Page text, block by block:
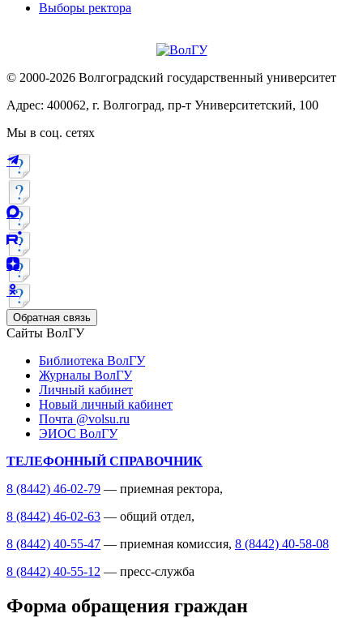
Выборы ректора
© 2000-2026 Волгоградский государственный университет
Адрес: 400062, г. Волгоград, пр-т Университетский, 100
Мы в соц. сетях
Обратная связь
Сайты ВолГУ
Библиотека ВолГУ
Журналы ВолГУ
Личный кабинет
Новый личный кабинет
Почта @volsu.ru
ЭИОС ВолГУ
ТЕЛЕФОННЫЙ СПРАВОЧНИК
8 (8442) 46-02-79 — приемная ректора,
8 (8442) 46-02-63 — общий отдел,
8 (8442) 40-55-47 — приемная комиссия, 8 (8442) 40-58-08
8 (8442) 40-55-12 — пресс-служба
Форма обращения граждан